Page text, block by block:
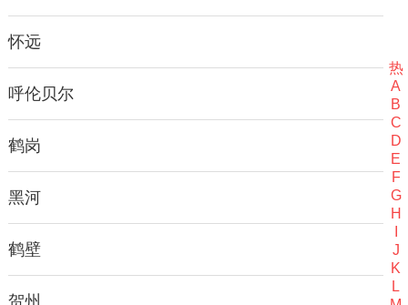
怀远
呼伦贝尔
鹤岗
黑河
鹤壁
贺州
热
A
B
C
D
E
F
G
H
J
K
L